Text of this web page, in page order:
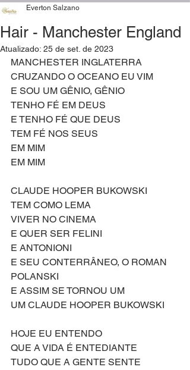
Hair - Manchester England
Everton Salzano
Atualizado: 25 de set. de 2023
MANCHESTER INGLATERRA
CRUZANDO O OCEANO EU VIM
E SOU UM GÊNIO, GÊNIO
TENHO FÉ EM DEUS
E TENHO FÉ QUE DEUS
TEM FÉ NOS SEUS
EM MIM
EM MIM
CLAUDE HOOPER BUKOWSKI
TEM COMO LEMA
VIVER NO CINEMA
E QUER SER FELINI
E ANTONIONI
E SEU CONTERRÂNEO, O ROMAN
POLANSKI
E ASSIM SE TORNOU UM
UM CLAUDE HOOPER BUKOWSKI
HOJE EU ENTENDO
QUE A VIDA É ENTEDIANTE
TUDO QUE A GENTE SENTE